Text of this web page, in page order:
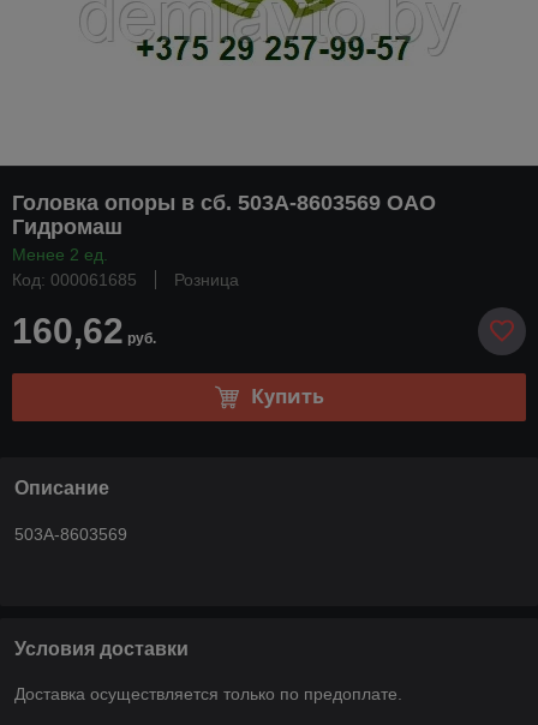
Головка опоры в сб. 503А-8603569 ОАО
Гидромаш
Менее 2 ед.
Код: 000061685
Розница
160,62 руб.
Купить
Описание
503А-8603569
Условия доставки
Доставка осуществляется только по предоплате.